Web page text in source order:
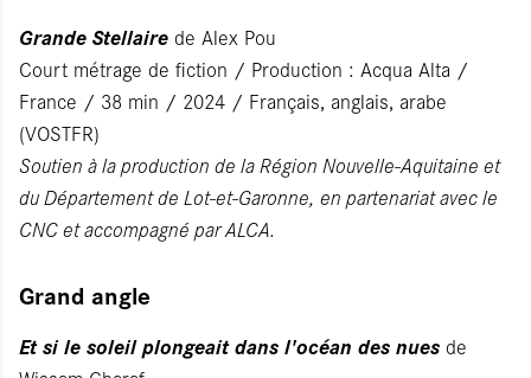
Grande Stellaire de Alex Pou
Court métrage de fiction / Production : Acqua Alta /
France / 38 min / 2024 / Français, anglais, arabe
(VOSTFR)
Soutien à la production de la Région Nouvelle-Aquitaine et
du Département de Lot-et-Garonne, en partenariat avec le
CNC et accompagné par ALCA.
Grand angle
Et si le soleil plongeait dans l'océan des nues de